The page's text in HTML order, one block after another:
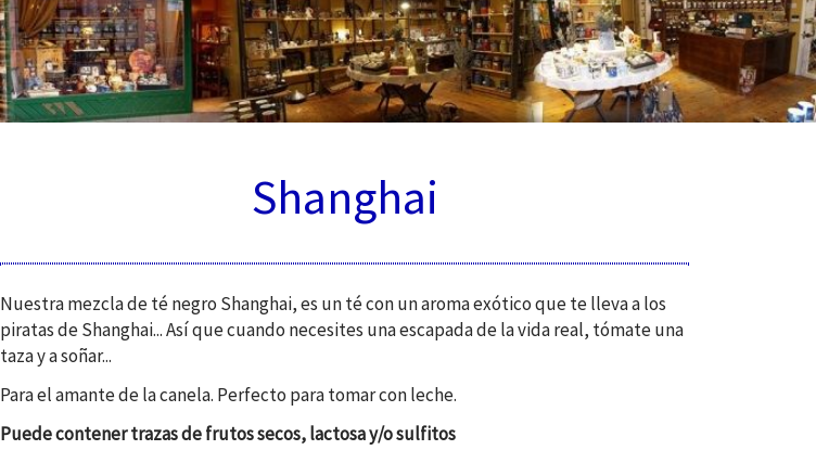
Shanghai
Nuestra mezcla de té negro Shanghai, es un té con un aroma exótico que te lleva a los
piratas de Shanghai... Así que cuando necesites una escapada de la vida real, tómate una
taza y a soñar...
Para el amante de la canela. Perfecto para tomar con leche.
Puede contener trazas de frutos secos, lactosa y/o sulfitos